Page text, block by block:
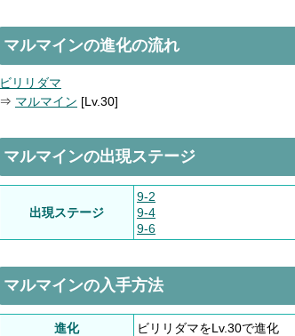
マルマインの進化の流れ
ビリリダマ
⇒ マルマイン [Lv.30]
マルマインの出現ステージ
出現ステージ
9-2
9-4
9-6
マルマインの入手方法
進化 ビリリダマをLv.30で進化